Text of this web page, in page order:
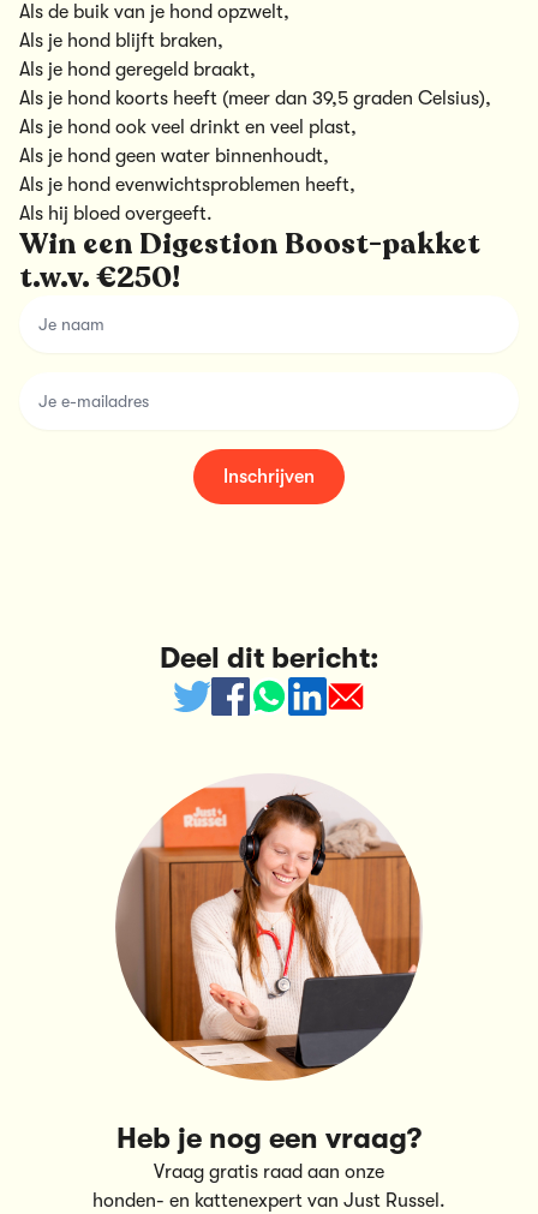
Als de buik van je hond opzwelt,
Als je hond blijft braken,
Als je hond geregeld braakt,
Als je hond koorts heeft (meer dan 39,5 graden Celsius),
Als je hond ook veel drinkt en veel plast,
Als je hond geen water binnenhoudt,
Als je hond evenwichtsproblemen heeft,
Als hij bloed overgeeft.
Win een Digestion Boost-pakket
t.w.v. €250!
Inschrijven
Deel dit bericht:
Heb je nog een vraag?
Vraag gratis raad aan onze
honden- en kattenexpert van Just Russel.